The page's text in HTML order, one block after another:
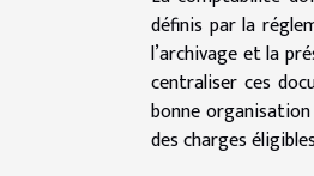
définis par la
l’archivage et la
centraliser ces
bonne
des charges